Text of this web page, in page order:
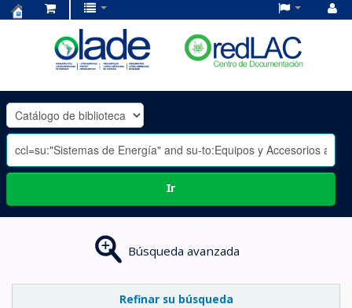
OLADE
-
Ir
Búsqueda avanzada
Refinar su búsqueda